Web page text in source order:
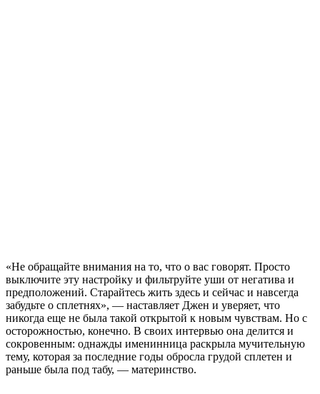
«Не обращайте внимания на то, что о вас говорят. Просто
выключите эту настройку и фильтруйте уши от негатива и
предположений. Старайтесь жить здесь и сейчас и навсегда
забудьте о сплетнях», — наставляет Джен и уверяет, что
никогда еще не была такой открытой к новым чувствам. Но с
осторожностью, конечно. В своих интервью она делится и
сокровенным: однажды именинница раскрыла мучительную
тему, которая за последние годы обросла грудой сплетен и
раньше была под табу, — материнство.